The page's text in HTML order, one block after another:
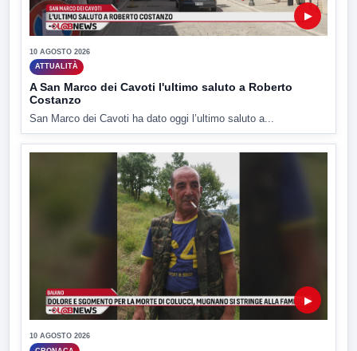
▶
10 AGOSTO 2026
ATTUALITÀ
A San Marco dei Cavoti l'ultimo saluto a Roberto
Costanzo
San Marco dei Cavoti ha dato oggi l’ultimo saluto a...
▶
10 AGOSTO 2026